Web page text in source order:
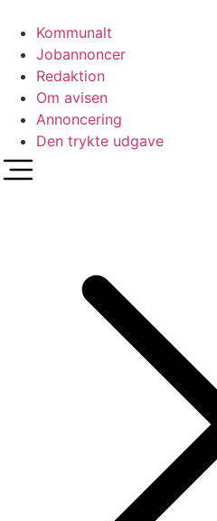
indhold
Kommunalt
Jobannoncer
Redaktion
Om avisen
Annoncering
Den trykte udgave